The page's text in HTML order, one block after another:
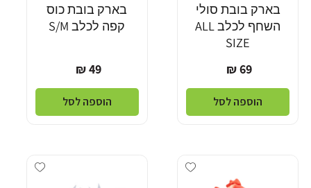
בארק בובת סולי
השחף לכלב ALL
SIZE
מחיר
רגיל
69 ₪
הוספה לסל
בארק בובת כוס
קפה לכלב S/M
מחיר
רגיל
49 ₪
הוספה לסל
Add wishlist
Add wishlist